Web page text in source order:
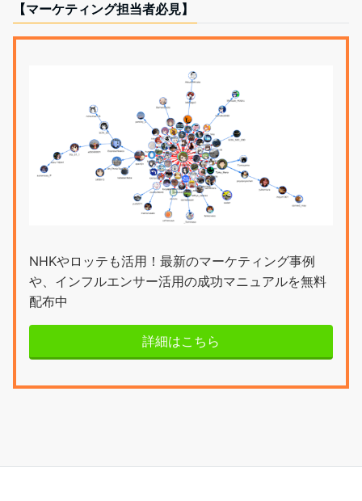
【マーケティング担当者必見】
NHKやロッテも活用！最新のマーケティング事例
や、インフルエンサー活用の成功マニュアルを無料
配布中
詳細はこちら